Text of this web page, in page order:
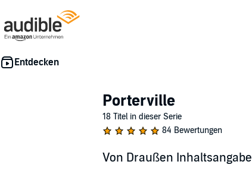
Porterville
18 Titel in dieser Serie
84 Bewertungen
Von Draußen Inhaltsangabe